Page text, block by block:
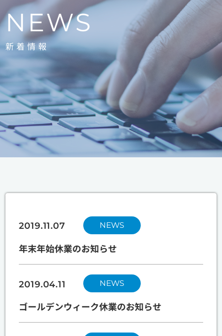
NEWS
新着情報
2019.11.07 NEWS
年末年始休業のお知らせ
2019.04.11 NEWS
ゴールデンウィーク休業のお知らせ
お問い合わせ